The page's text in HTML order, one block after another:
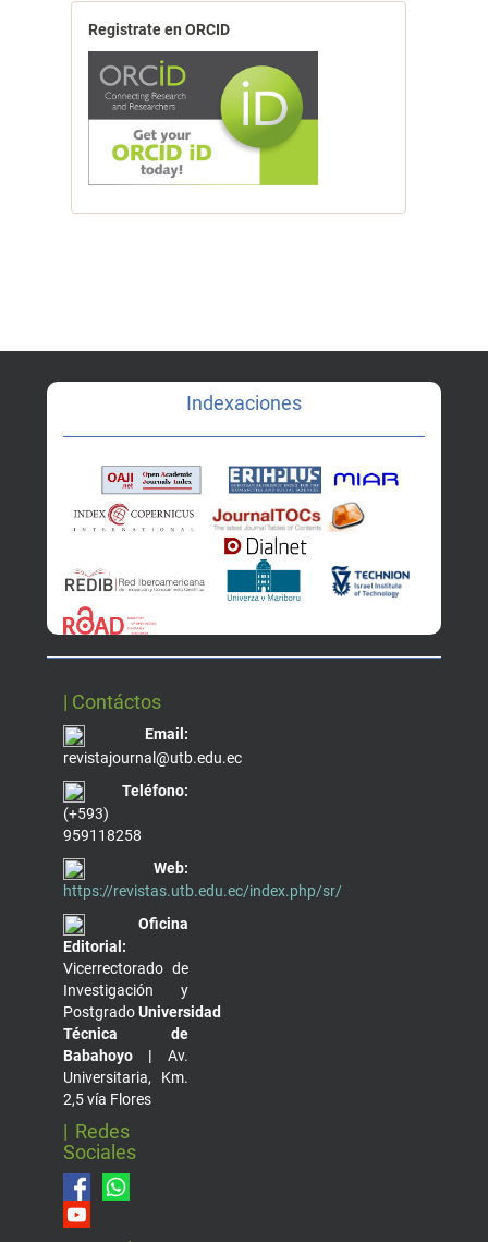
Registrate en ORCID
Indexaciones
| Contáctos
Email:
revistajournal@utb.edu.ec
Teléfono:
(+593)
959118258
Web:
https://revistas.utb.edu.ec/index.php/sr/
Oficina
Editorial:
Vicerrectorado de
Investigación y
PostgradoUniversidad
Técnica de
Babahoyo | Av.
Universitaria, Km.
2,5 vía Flores
| Redes
Sociales